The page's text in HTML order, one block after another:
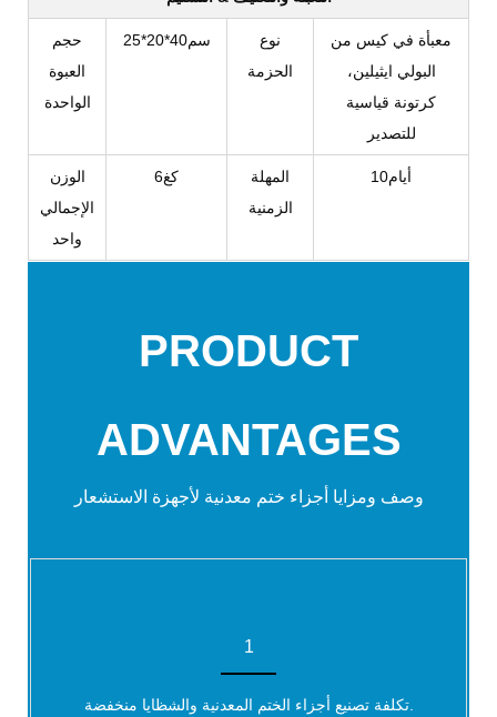
حجم
العبوة
الواحدة
سم40*20*25
نوع
الحزمة
معبأة في كيس من
البولي ايثيلين،
كرتونة قياسية
للتصدير
الوزن
الإجمالي
واحد
كغ6
المهلة
الزمنية
أيام10
PRODUCT
ADVANTAGES
وصف ومزايا أجزاء ختم معدنية لأجهزة الاستشعار
1
تكلفة تصنيع أجزاء الختم المعدنية والشظايا منخفضة.